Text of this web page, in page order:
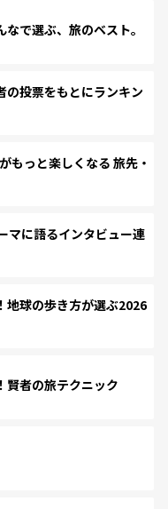
で選ぶ、旅のベスト。
投票をもとにランキン
っと楽しくなる 旅先・
マに語るインタビュー連
地球の歩き方が選ぶ2026
賢者の旅テクニック